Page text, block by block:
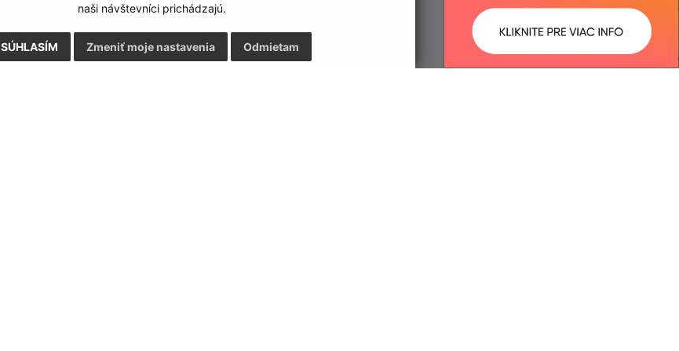
naši návštevníci prichádzajú.
SÚHLASÍM Odmietam
Zmeniť moje nastavenia
Google reCaptcha Response
Odoslať správu